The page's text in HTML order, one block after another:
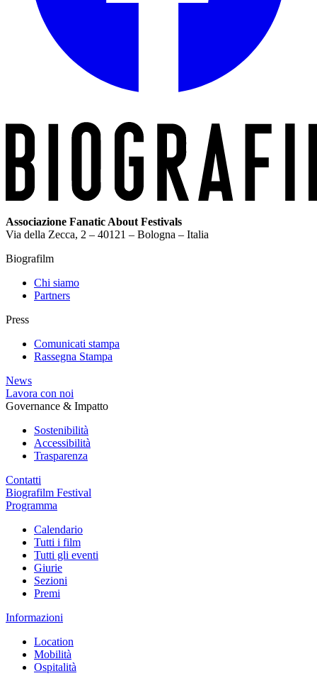
Associazione Fanatic About Festivals
Via della Zecca, 2 – 40121 – Bologna – Italia
Biografilm
Chi siamo
Partners
Press
Comunicati stampa
Rassegna Stampa
News
Lavora con noi
Governance & Impatto
Sostenibilità
Accessibilità
Trasparenza
Contatti
Biografilm Festival
Programma
Calendario
Tutti i film
Tutti gli eventi
Giurie
Sezioni
Premi
Informazioni
Location
Mobilità
Ospitalità